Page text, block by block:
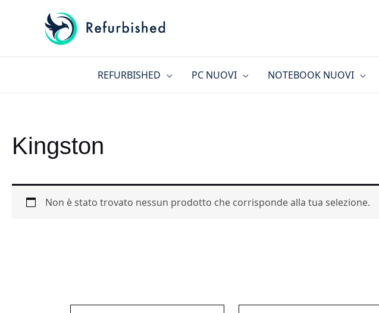
contenuto
REFURBISHED PC NUOVI NOTEBOOK NUOVI
Kingston
Non è stato trovato nessun prodotto che corrisponde alla tua selezione.